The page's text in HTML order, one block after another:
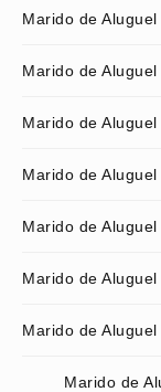
Marido de
Marido de
Marido de
Marido de
Marido de
Marido de
Marido de
Marido de